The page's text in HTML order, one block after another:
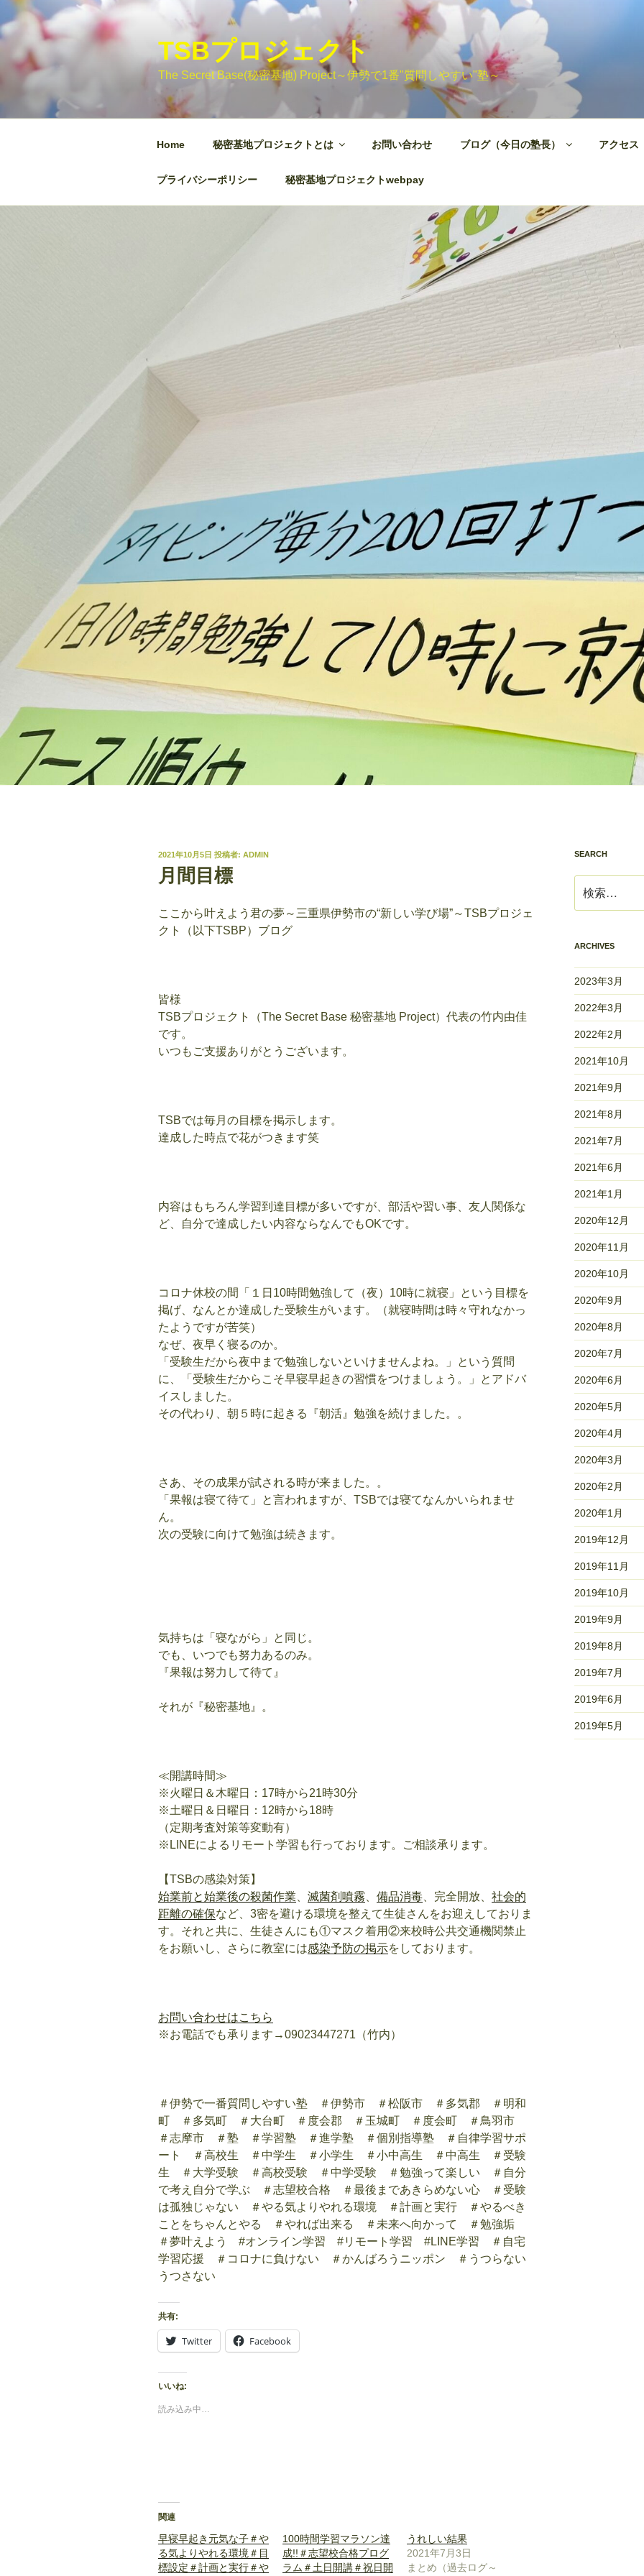
ン
テ
TSBプロジェクト
The Secret Base(秘密基地) Project～伊勢で1番"質問しやすい"塾～
Home 秘密基地プロジェクトとは お問い合わせ ブログ（今日の塾長） アクセス
プライバシーポリシー 秘密基地プロジェクトwebpay
投
稿
日:
2021年10月5日 投稿者: ADMIN
月間目標
ここから叶えよう君の夢～三重県伊勢市の“新しい学び場”～TSBプロジェ
クト（以下TSBP）ブログ
皆様
TSBプロジェクト（The Secret Base 秘密基地 Project）代表の竹内由佳
です。
いつもご支援ありがとうございます。
TSBでは毎月の目標を掲示します。
達成した時点で花がつきます笑
内容はもちろん学習到達目標が多いですが、部活や習い事、友人関係な
ど、自分で達成したい内容ならなんでもOKです。
コロナ休校の間「１日10時間勉強して（夜）10時に就寝」という目標を
掲げ、なんとか達成した受験生がいます。（就寝時間は時々守れなかっ
たようですが苦笑）
なぜ、夜早く寝るのか。
「受験生だから夜中まで勉強しないといけませんよね。」という質問
に、「受験生だからこそ早寝早起きの習慣をつけましょう。」とアドバ
イスしました。
その代わり、朝５時に起きる『朝活』勉強を続けました。。
さあ、その成果が試される時が来ました。。
「果報は寝て待て」と言われますが、TSBでは寝てなんかいられませ
ん。
次の受験に向けて勉強は続きます。
気持ちは「寝ながら」と同じ。
でも、いつでも努力あるのみ。
『果報は努力して待て』
それが『秘密基地』。
≪開講時間≫
※火曜日＆木曜日：17時から21時30分
※土曜日＆日曜日：12時から18時
（定期考査対策等変動有）
※LINEによるリモート学習も行っております。ご相談承ります。
【TSBの感染対策】
始業前と始業後の殺菌作業
滅菌剤噴霧 備品消毒 、完全開放、 社会的
距離の確保など、3密を避ける環境を整えて生徒さんをお迎えしておりま
す。それと共に、生徒さんにも①マスク着用②来校時公共交通機関禁止
をお願いし、さらに教室には感染予防の掲示をしております。
お問い合わせはこちら
※お電話でも承ります→09023447271（竹内）
＃伊勢で一番質問しやすい塾 ＃伊勢市 ＃松阪市 ＃多気郡 ＃明和
町 ＃多気町 ＃大台町 ＃度会郡 ＃玉城町 ＃度会町 ＃鳥羽市
＃志摩市 ＃塾 ＃学習塾 ＃進学塾 ＃個別指導塾 ＃自律学習サポ
ート ＃高校生 ＃中学生 ＃小学生 ＃小中高生 ＃中高生 ＃受験
生 ＃大学受験 ＃高校受験 ＃中学受験 ＃勉強って楽しい ＃自分
で考え自分で学ぶ ＃志望校合格 ＃最後まであきらめない心 ＃受験
は孤独じゃない ＃やる気よりやれる環境 ＃計画と実行 ＃やるべき
ことをちゃんとやる ＃やれば出来る ＃未来へ向かって ＃勉強垢
＃夢叶えよう #オンライン学習 #リモート学習 #LINE学習
＃自宅
学習応援
＃コロナに負けない ＃かんばろうニッポン ＃うつらない
うつさない
共有:
Twitter Facebook
いいね:
読み込み中…
関連
早寝早起き元気な子＃や
る気よりやれる環境＃目
標設定＃計画と実行＃や
100時間学習マラソン達
成!!＃志望校合格プログ
ラム＃土日開講＃祝日開
うれしい結果
2021年7月3日
まとめ（過去ログ～
SEARCH
索:
ARCHIVES
2023年3月
2022年3月
2022年2月
2021年10月
2021年9月
2021年8月
2021年7月
2021年6月
2021年1月
2020年12月
2020年11月
2020年10月
2020年9月
2020年8月
2020年7月
2020年6月
2020年5月
2020年4月
2020年3月
2020年2月
2020年1月
2019年12月
2019年11月
2019年10月
2019年9月
2019年8月
2019年7月
2019年6月
2019年5月